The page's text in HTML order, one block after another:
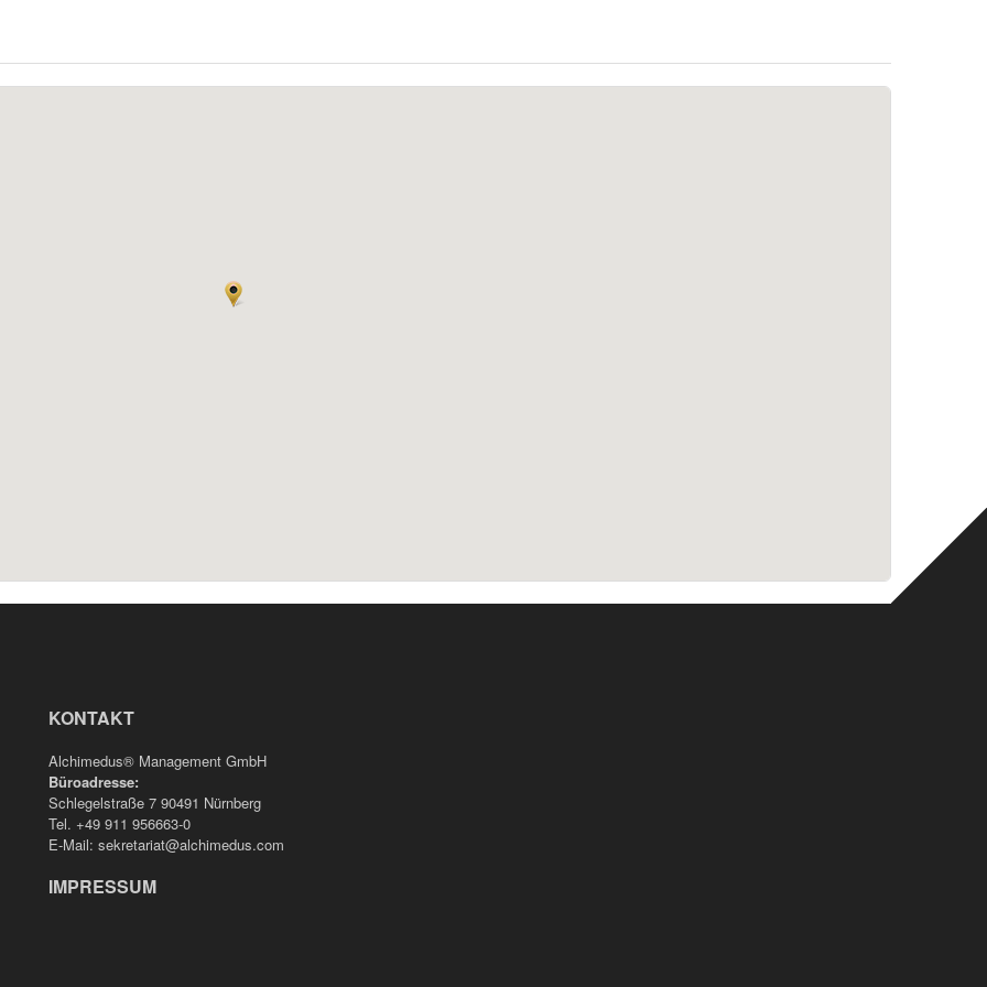
KONTAKT
Alchimedus® Management GmbH
Büroadresse:
Schlegelstraße 7 90491 Nürnberg
Tel. +49 911 956663-0
E-Mail: sekretariat@alchimedus.com
IMPRESSUM